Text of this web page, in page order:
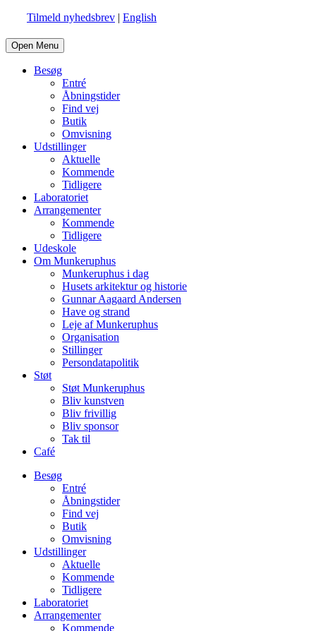
Tilmeld nyhedsbrev | English
Open Menu
Besøg
Entré
Åbningstider
Find vej
Butik
Omvisning
Udstillinger
Aktuelle
Kommende
Tidligere
Laboratoriet
Arrangementer
Kommende
Tidligere
Udeskole
Om Munkeruphus
Munkeruphus i dag
Husets arkitektur og historie
Gunnar Aagaard Andersen
Have og strand
Leje af Munkeruphus
Organisation
Stillinger
Persondatapolitik
Støt
Støt Munkeruphus
Bliv kunstven
Bliv frivillig
Bliv sponsor
Tak til
Café
Besøg
Entré
Åbningstider
Find vej
Butik
Omvisning
Udstillinger
Aktuelle
Kommende
Tidligere
Laboratoriet
Arrangementer
Kommende